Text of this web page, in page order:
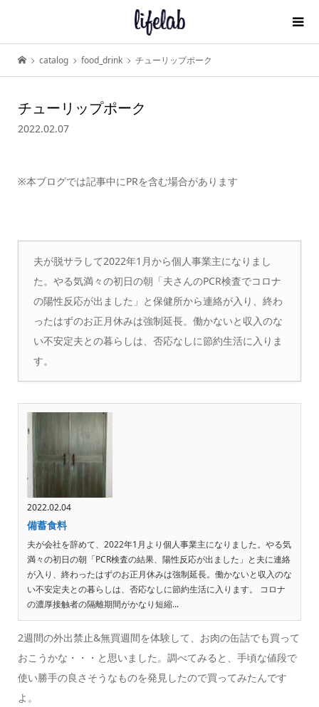
catalog food_drink チューリップポーク
チューリップポーク
2022.02.07
※本ブログでは記事中にPRを含む場合があります
夫が脱サラして2022年1月から個人事業主になりまし
た。やる気満々の初日の朝「夫さんのPCR検査でコロナ
の陽性反応が出ました」と保健所から連絡が入り、終わ
ったはずのお正月休みは強制延長。働かないと収入のな
い不安定夫との暮らしは、否応なしに節約生活に入りま
す。
2022.02.04
備蓄食料
夫が会社を辞めて、2022年1月より個人事業主になりました。やる気
満々の初日の朝「PCR検査の結果、陽性反応が出ました」と夫に連絡
が入り、終わったはずのお正月休みは強制延長。働かないと収入のな
い不安定夫との暮らしは、否応なしに節約生活に入ります。 コロナ
の濃厚接触者の隔離期間がかなり短縮...
2週間の外出禁止&無買週間を体験して、お肉の缶詰でも買って
おこうかな・・・と思いました。調べてみると、手頃な値段で
使い勝手の良さそうなものを発見したので買ってみたんです
よ。